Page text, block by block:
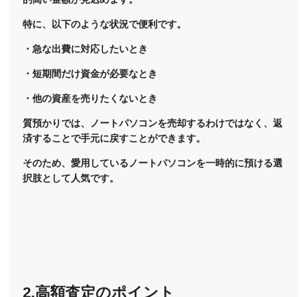
特に、以下のような状況で便利です。
・急な出費に対応したいとき
・短期間だけ資金が必要なとき
・他の資産を売りたくないとき
質預かりでは、ノートパソコンを売却するわけではなく、返
済することで手元に戻すことができます。
そのため、愛用しているノートパソコンを一時的に預ける選
択肢として人気です。
2.高額査定のポイント